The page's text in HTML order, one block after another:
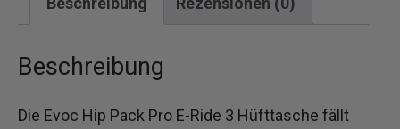
Beschreibung
Die Evoc Hip Pack Pro E-Ride 3 Hüfttasche fällt